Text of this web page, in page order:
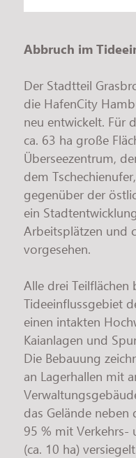
Abbruch im
Der Stadtteil
die HafenCity
neu entwickelt. Für
ca. 63 ha große
Überseezentrum,
dem
gegenüber der
ein
Arbeitsplätzen und
vorgesehen.
Alle drei Teilflächen
Tideeinflussgebiet
einen intakten
Kaianlagen und
Die Bebauung
an Lagerhallen mit
das Gelände neben
95 % mit Verkehrs-
(ca. 10 ha)